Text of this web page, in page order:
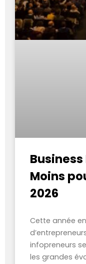
Moins
2026
Cette année
infopreneurs
les grandes